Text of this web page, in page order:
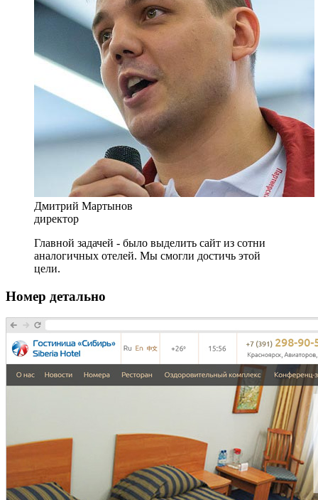
Дмитрий Мартынов
директор
Главной задачей - было выделить сайт из сотни
аналогичных отелей. Мы смогли достичь этой
цели.
Номер детально